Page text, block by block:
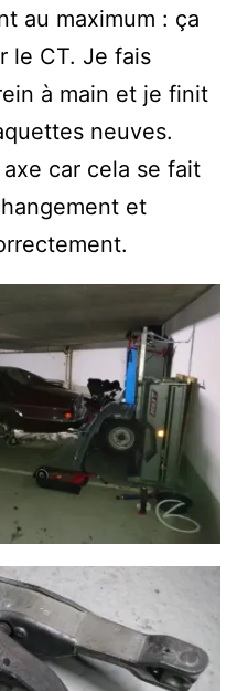
au maximum : ça
le CT. Je fais
à main et je finit
neuves.
axe car cela se fait
et